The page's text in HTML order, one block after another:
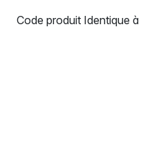
Code produit Identique à